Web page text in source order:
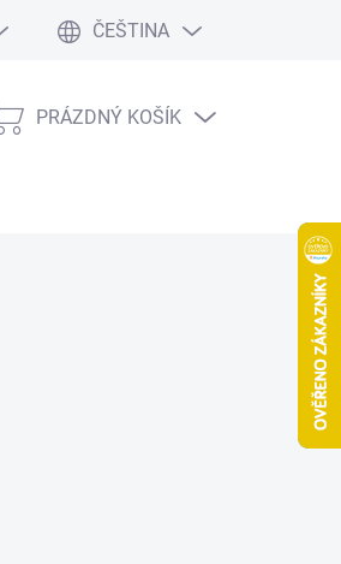
ČEŠTINA
NÁKUPNÍ
PRÁZDNÝ KOŠÍK